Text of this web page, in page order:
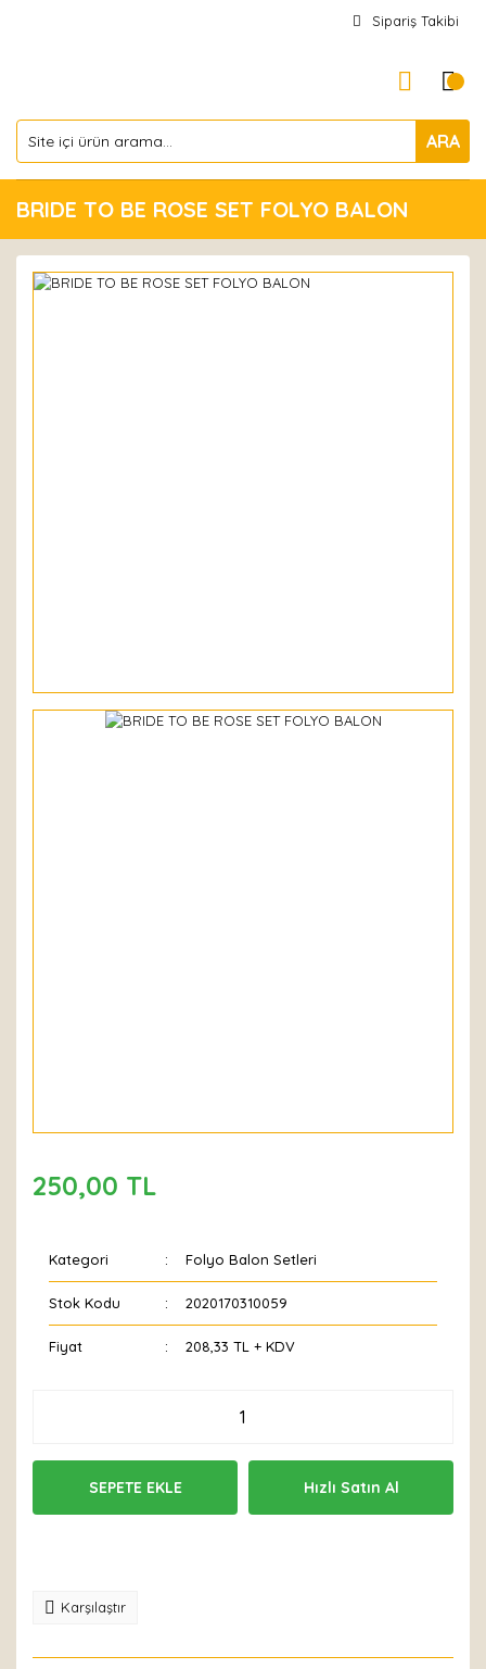
Sipariş Takibi
ARA
BRIDE TO BE ROSE SET FOLYO BALON
250,00 TL
Kategori Folyo Balon Setleri
Stok Kodu 2020170310059
Fiyat 208,33 TL + KDV
SEPETE EKLE Hızlı Satın Al
Karşılaştır